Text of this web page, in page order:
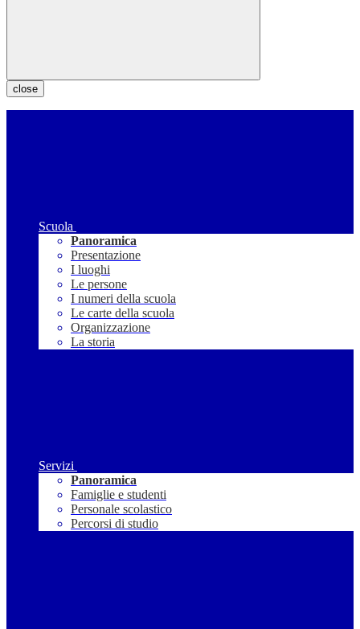
close
Scuola
Panoramica
Presentazione
I luoghi
Le persone
I numeri della scuola
Le carte della scuola
Organizzazione
La storia
Servizi
Panoramica
Famiglie e studenti
Personale scolastico
Percorsi di studio